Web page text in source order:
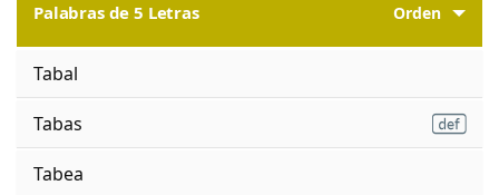
Palabras de 5 Letras Orden
Tabal
Tabas
Tabea